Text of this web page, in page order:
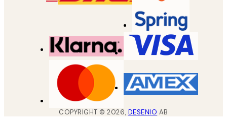
COPYRIGHT ©2026, DESENIO AB